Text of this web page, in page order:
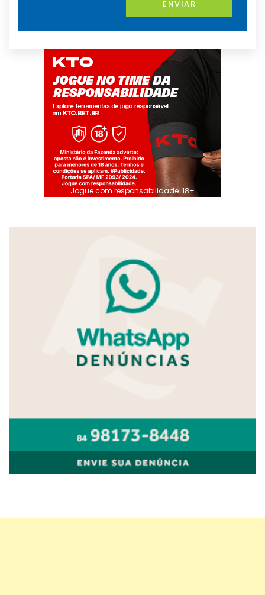
ENVIAR
Jogue com responsabilidade. 18+